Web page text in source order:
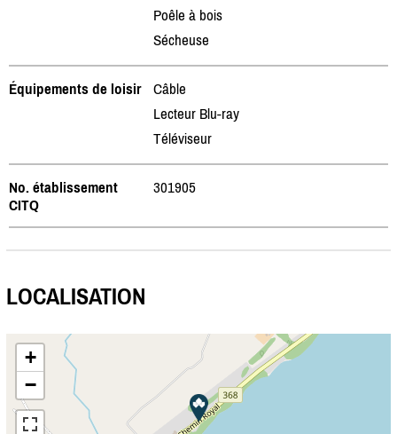
Poêle à bois
Sécheuse
Équipements de loisir
Câble
Lecteur Blu-ray
Téléviseur
No. établissement
CITQ
301905
LOCALISATION
+
−